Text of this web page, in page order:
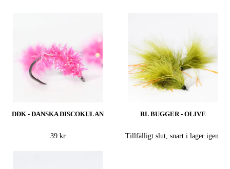
DDK - DANSKA DISCOKULAN
39 kr
RL BUGGER - OLIVE
Tillfälligt slut, snart i lager igen.